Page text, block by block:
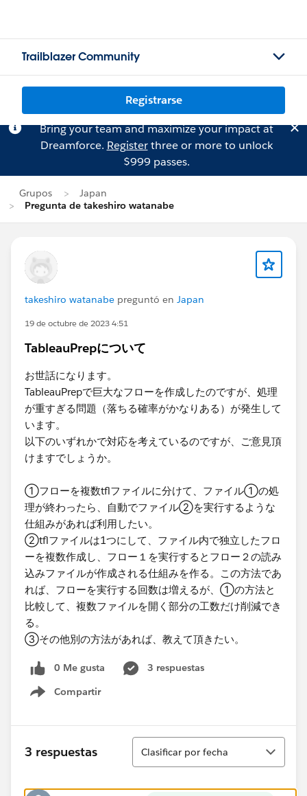
Trailblazer Community
Registrarse
Bring your team and maximize your impact at
Dreamforce. Registerthree or more to unlock
$999 passes.
Grupos
Japan
Pregunta de takeshiro watanabe
takeshiro watanabe preguntó en Japan
19 de octubre de 2023 4:51
TableauPrepについて
お世話になります。
TableauPrepで巨大なフローを作成したのですが、処理
が重すぎる問題（落ちる確率がかなりある）が発生して
います。
以下のいずれかで対応を考えているのですが、ご意見頂
けますでしょうか。
①フローを複数tflファイルに分けて、ファイル①の処
理が終わったら、自動でファイル②を実行するような
仕組みがあれば利用したい。
②tflファイルは1つにして、ファイル内で独立したフロ
ーを複数作成し、フロー１を実行するとフロー２の読み
込みファイルが作成される仕組みを作る。この方法であ
れば、フローを実行する回数は増えるが、①の方法と
比較して、複数ファイルを開く部分の工数だけ削減でき
る。
③その他別の方法があれば、教えて頂きたい。
0 Me gusta
3 respuestas
Compartir
Show menu
3 respuestas
Ordenar
Clasificar por fecha